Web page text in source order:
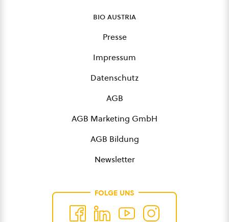
bio austria
Presse
Impressum
Datenschutz
AGB
AGB Marketing GmbH
AGB Bildung
Newsletter
FOLGE UNS